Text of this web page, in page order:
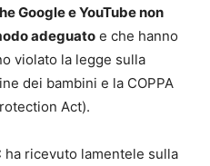
Google e YouTube non
adeguato e che hanno
violato la legge sulla
dei bambini e la COPPA
Act).
ha ricevuto lamentele sulla